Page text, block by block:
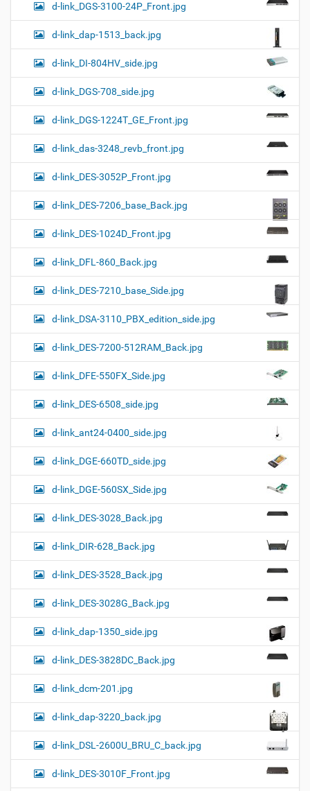
d-link_DGS-3100-24P_Front.jpg
d-link_dap-1513_back.jpg
d-link_DI-804HV_side.jpg
d-link_DGS-708_side.jpg
d-link_DGS-1224T_GE_Front.jpg
d-link_das-3248_revb_front.jpg
d-link_DES-3052P_Front.jpg
d-link_DES-7206_base_Back.jpg
d-link_DES-1024D_Front.jpg
d-link_DFL-860_Back.jpg
d-link_DES-7210_base_Side.jpg
d-link_DSA-3110_PBX_edition_side.jpg
d-link_DES-7200-512RAM_Back.jpg
d-link_DFE-550FX_Side.jpg
d-link_DES-6508_side.jpg
d-link_ant24-0400_side.jpg
d-link_DGE-660TD_side.jpg
d-link_DGE-560SX_Side.jpg
d-link_DES-3028_Back.jpg
d-link_DIR-628_Back.jpg
d-link_DES-3528_Back.jpg
d-link_DES-3028G_Back.jpg
d-link_dap-1350_side.jpg
d-link_DES-3828DC_Back.jpg
d-link_dcm-201.jpg
d-link_dap-3220_back.jpg
d-link_DSL-2600U_BRU_C_back.jpg
d-link_DES-3010F_Front.jpg